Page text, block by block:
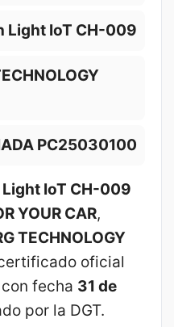
Light IoT CH-009
PC25030100
IoT CH-009
YOUR CAR,
TECHNOLOGY
oficial
con fecha 31 de
por la DGT.